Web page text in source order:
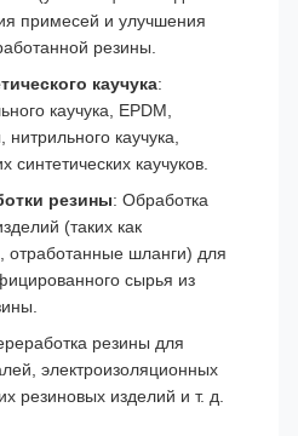
примесей и улучшения
резины.
каучука:
каучука, EPDM,
каучука,
синтетических каучуков.
резины: Обработка
(таких как
шланги) для
сырья из
резины для
электроизоляционных
резиновых изделий и т. д.